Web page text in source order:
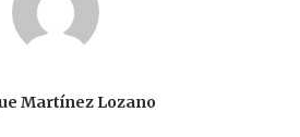
Martínez Lozano